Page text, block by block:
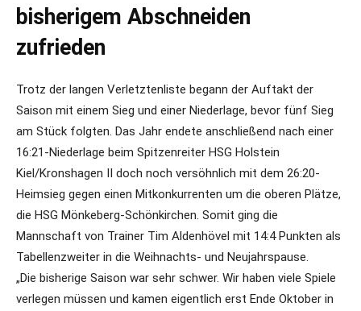
bisherigem Abschneiden
zufrieden
Trotz der langen Verletztenliste begann der Auftakt der
Saison mit einem Sieg und einer Niederlage, bevor fünf Sieg
am Stück folgten. Das Jahr endete anschließend nach einer
16:21-Niederlage beim Spitzenreiter HSG Holstein
Kiel/Kronshagen II doch noch versöhnlich mit dem 26:20-
Heimsieg gegen einen Mitkonkurrenten um die oberen Plätze,
die HSG Mönkeberg-Schönkirchen. Somit ging die
Mannschaft von Trainer Tim Aldenhövel mit 14:4 Punkten als
Tabellenzweiter in die Weihnachts- und Neujahrspause.
„Die bisherige Saison war sehr schwer. Wir haben viele Spiele
verlegen müssen und kamen eigentlich erst Ende Oktober in